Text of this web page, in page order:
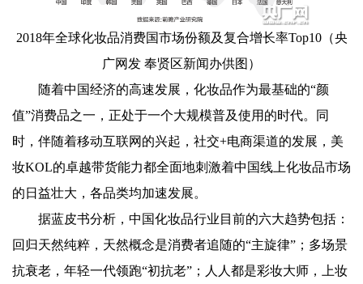
2018年全球化妆品消费国市场份额及复合增长率Top10（央
广网发 奉贤区新闻办供图）
随着中国经济的高速发展，化妆品作为最基础的“颜
值”消费品之一，正处于一个大规模普及使用的时代。同
时，伴随着移动互联网的兴起，社交+电商渠道的发展，美
妆KOL的卓越带货能力都全面地刺激着中国线上化妆品市场
的日益壮大，各品类均加速发展。
据蓝皮书分析，中国化妆品行业目前的六大趋势包括：
回归天然纯粹，天然概念是消费者追随的“主旋律”；多场景
抗衰老，年轻一代领跑“初抗老”；人人都是彩妆大师，上妆